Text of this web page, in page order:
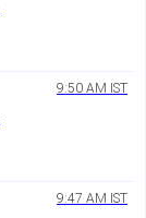
9:50 AM IST
9:47 AM IST